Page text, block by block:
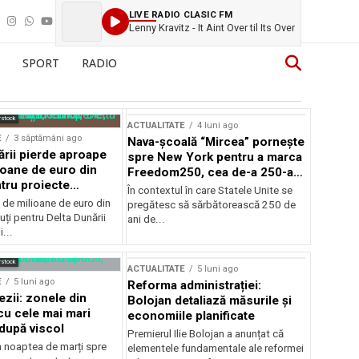
LIVE RADIO CLASIC FM
Lenny Kravitz - It Aint Over til Its Over
SPORT RADIO
3 săptămâni ago
pierde aproape
de euro din
proiecte
milioane de euro din
pentru Delta Dunării
ACTUALITATE 4 luni ago
Nava-școală “Mircea” pornește
spre New York pentru a marca
Freedom250, cea de-a 250-a
aniversare a Statelor Unite
În contextul în care Statele Unite se
pregătesc să sărbătorească 250 de
ani de...
5 luni ago
zonele din
cele mai mari
viscol
noaptea de marți spre
ACTUALITATE 5 luni ago
Reforma administrației:
Bolojan detaliază măsurile și
economiile planificate
Premierul Ilie Bolojan a anunțat că
elementele fundamentale ale reformei